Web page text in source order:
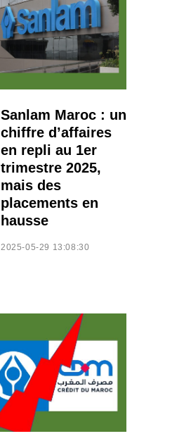
Sanlam Maroc : un
chiffre d’affaires
en repli au 1er
trimestre 2025,
mais des
placements en
hausse
2025-05-29 13:08:30